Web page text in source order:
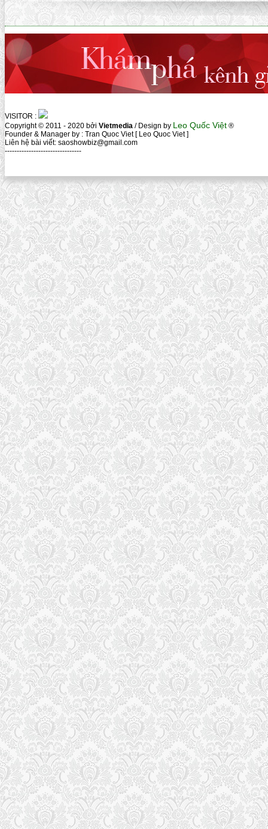
VISITOR :
Copyright © 2011 - 2020 bởi Vietmedia / Design by Leo Quốc Việt ®
Founder & Manager by : Tran Quoc Viet [ Leo Quoc Viet ]
Liên hệ bài viết: saoshowbiz@gmail.com
--------------------------------